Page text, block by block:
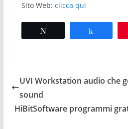
Sito Web: clicca qui
UVI Workstation audio che
sound
HiBitSoftware programmi